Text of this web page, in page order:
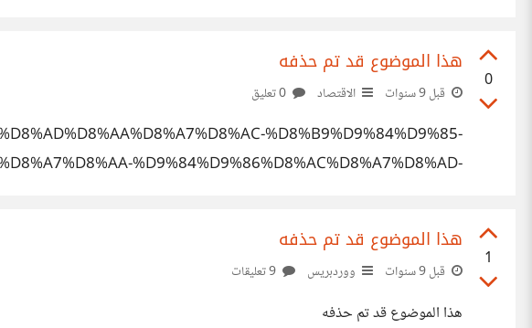
0
هذا الموضوع قد تم حذفه
قبل 9 سنوات الاقتصاد
%D8%B9%D9%84%D9%85-
%D9%84%D9%86%D8%AC%D8%A7%D8%AD-
1
هذا الموضوع قد تم حذفه
قبل 9 سنوات ووردبريس
هذا الموضوع قد تم حذفه